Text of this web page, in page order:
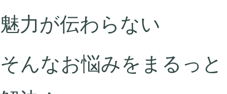
魅力が伝わらない
そんなお悩みをまるっと